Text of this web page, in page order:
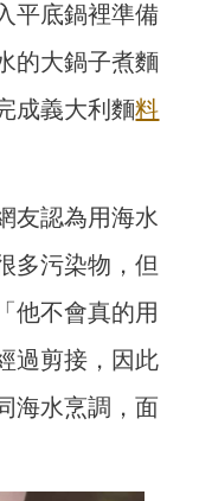
平底鍋裡準備
的大鍋子煮麵
成義大利麵料
友認為用海水
多污染物，但
他不會真的用
過剪接，因此
海水烹調，面